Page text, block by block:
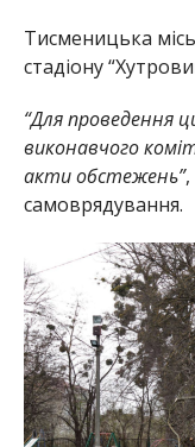
Тисменицька
стадіону
“Для проведення
виконавчого
акти обстежень”,
самоврядування.